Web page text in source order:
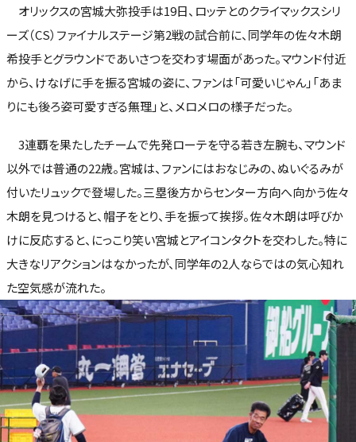
オリックスの宮城大弥投手は19日、ロッテとのクライマックスシリ
ーズ（CS）ファイナルステージ第2戦の試合前に、同学年の佐々木朗
希投手とグラウンドであいさつを交わす場面があった。マウンド付近
から、けなげに手を振る宮城の姿に、ファンは「可愛いじゃん」「あま
りにも後ろ姿可愛すぎる無理」と、メロメロの様子だった。
3連覇を果たしたチームで先発ローテを守る若き左腕も、マウンド
以外では普通の22歳。宮城は、ファンにはおなじみの、ぬいぐるみが
付いたリュックで登場した。三塁後方からセンター方向へ向かう佐々
木朗を見つけると、帽子をとり、手を振って挨拶。佐々木朗は呼びか
けに反応すると、にっこり笑い宮城とアイコンタクトを交わした。特に
大きなリアクションはなかったが、同学年の2人ならではの気心知れ
た空気感が流れた。